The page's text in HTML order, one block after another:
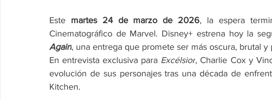
Este martes 24 de marzo de 2026, la espera
Cinematográfico de Marvel. Disney+ estrena hoy la
Again, una entrega que promete ser más oscura, brutal
En entrevista exclusiva para Excélsior, Charlie Cox y
evolución de sus personajes tras una década de
Kitchen.